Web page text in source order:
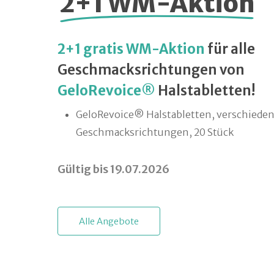
2+1 gratis WM-Aktion für alle
Geschmacksrichtungen von
GeloRevoice® Halstabletten!
GeloRevoice® Halstabletten,
Geschmacksrichtungen, 20 Stück
Gültig bis 19.07.2026
Alle Angebote